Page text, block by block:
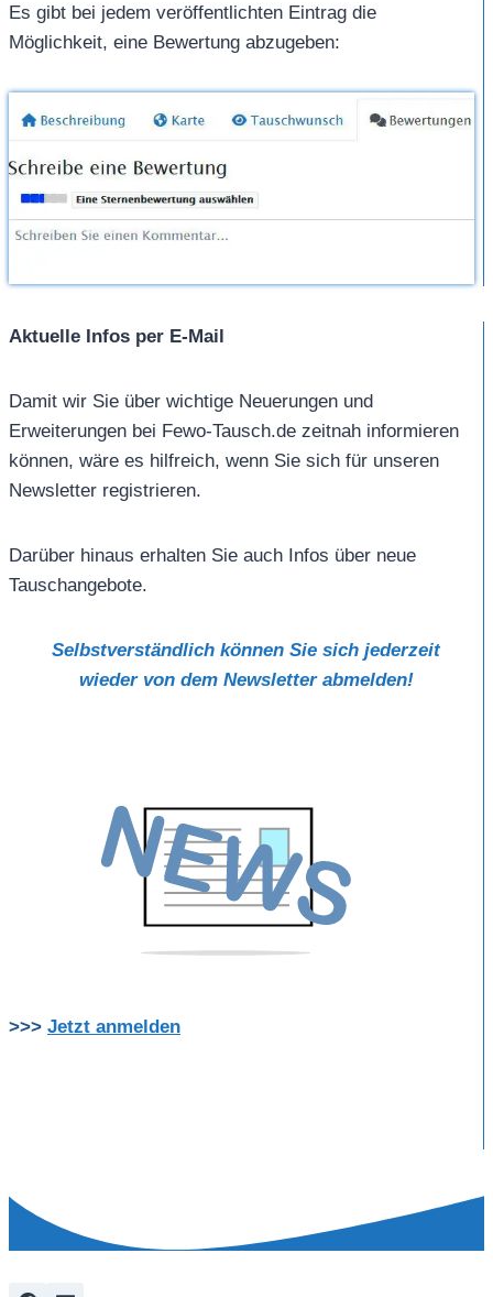
Es gibt bei jedem veröffentlichten Eintrag die
Möglichkeit, eine Bewertung abzugeben:
Aktuelle Infos per E-Mail
Damit wir Sie über wichtige Neuerungen und
Erweiterungen bei Fewo-Tausch.de zeitnah informieren
können, wäre es hilfreich, wenn Sie sich für unseren
Newsletter registrieren.
Darüber hinaus erhalten Sie auch Infos über neue
Tauschangebote.
Selbstverständlich können Sie sich jederzeit
wieder von dem Newsletter abmelden!
>>> Jetzt anmelden